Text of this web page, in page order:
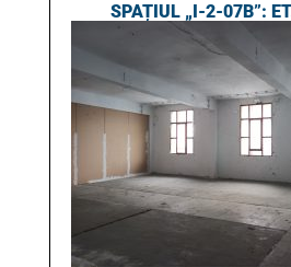
SPAȚIUL „I-2-07B”: